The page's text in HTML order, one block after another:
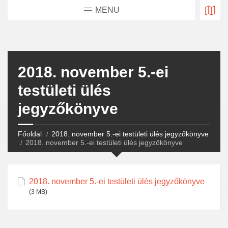
MENU
2018. november 5.-ei
testületi ülés
jegyzőkönyve
Főoldal
2018. november 5.-ei testületi ülés jegyzőkönyve
2018. november 5.-ei testületi ülés jegyzőkönyve
2018. november 5.-ei testületi ülés jegyzőkönyve
(3 MB)